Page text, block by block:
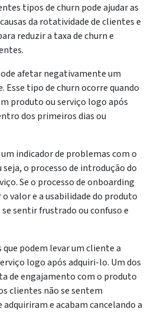
tipos de churn pode ajudar as
da rotatividade de clientes e
reduzir a taxa de churn e
afetar negativamente um
Esse tipo de churn ocorre quando
produto ou serviço logo após
dos primeiros dias ou
indicador de problemas com o
o processo de introdução do
Se o processo de onboarding
valor e a usabilidade do produto
sentir frustrado ou confuso e
podem levar um cliente a
logo após adquiri-lo. Um dos
de engajamento com o produto
clientes não se sentem
e acabam cancelando a